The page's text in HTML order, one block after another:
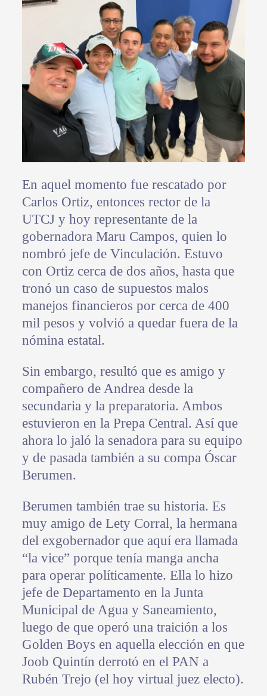
En aquel momento fue rescatado por
Carlos Ortiz, entonces rector de la
UTCJ y hoy representante de la
gobernadora Maru Campos, quien lo
nombró jefe de Vinculación. Estuvo
con Ortiz cerca de dos años, hasta que
tronó un caso de supuestos malos
manejos financieros por cerca de 400
mil pesos y volvió a quedar fuera de la
nómina estatal.
Sin embargo, resultó que es amigo y
compañero de Andrea desde la
secundaria y la preparatoria. Ambos
estuvieron en la Prepa Central. Así que
ahora lo jaló la senadora para su equipo
y de pasada también a su compa Óscar
Berumen.
Berumen también trae su historia. Es
muy amigo de Lety Corral, la hermana
del exgobernador que aquí era llamada
“la vice” porque tenía manga ancha
para operar políticamente. Ella lo hizo
jefe de Departamento en la Junta
Municipal de Agua y Saneamiento,
luego de que operó una traición a los
Golden Boys en aquella elección en que
Joob Quintín derrotó en el PAN a
Rubén Trejo (el hoy virtual juez electo).